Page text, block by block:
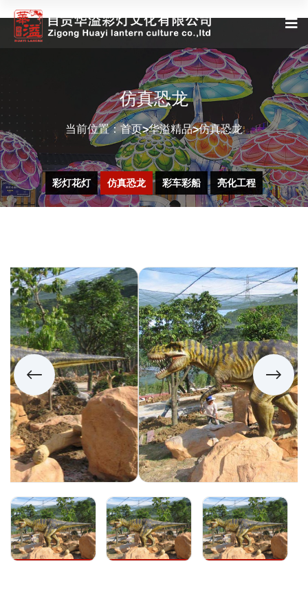
仿真恐龙
当前位置：首页>华溢精品>仿真恐龙
彩灯花灯 仿真恐龙 彩车彩船 亮化工程